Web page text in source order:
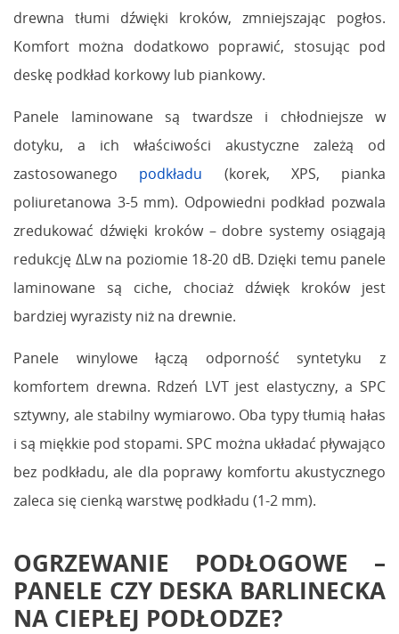
drewna tłumi dźwięki kroków, zmniejszając pogłos.
Komfort można dodatkowo poprawić, stosując pod
deskę podkład korkowy lub piankowy.
Panele laminowane są twardsze i chłodniejsze w
dotyku, a ich właściwości akustyczne zależą od
zastosowanego podkładu (korek, XPS, pianka
poliuretanowa 3-5 mm). Odpowiedni podkład pozwala
zredukować dźwięki kroków – dobre systemy osiągają
redukcję ΔLw na poziomie 18-20 dB. Dzięki temu panele
laminowane są ciche, chociaż dźwięk kroków jest
bardziej wyrazisty niż na drewnie.
Panele winylowe łączą odporność syntetyku z
komfortem drewna. Rdzeń LVT jest elastyczny, a SPC
sztywny, ale stabilny wymiarowo. Oba typy tłumią hałas
i są miękkie pod stopami. SPC można układać pływająco
bez podkładu, ale dla poprawy komfortu akustycznego
zaleca się cienką warstwę podkładu (1-2 mm).
OGRZEWANIE PODŁOGOWE –
PANELE CZY DESKA BARLINECKA
NA CIEPŁEJ PODŁODZE?